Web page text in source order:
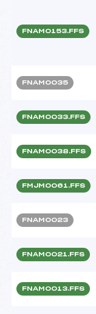
FNAM0153.FFS
FNAM0035
FNAM0033.FFS
FNAM0038.FFS
FMJM0061.FFS
FNAM0023
FNAM0021.FFS
FNAM0013.FFS